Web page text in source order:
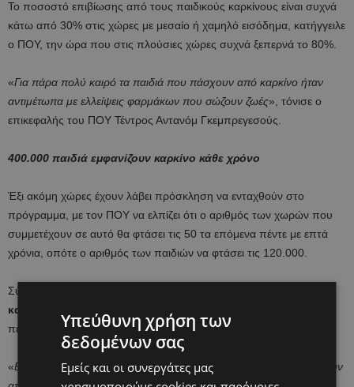
Το ποσοστό επιβίωσης από τους παιδικούς καρκίνους είναι συχνά
κάτω από 30% στις χώρες με μεσαίο ή χαμηλό εισόδημα, κατήγγειλε
ο ΠΟΥ, την ώρα που στις πλούσιες χώρες συχνά ξεπερνά το 80%.
«Για πάρα πολύ καιρό τα παιδιά που πάσχουν από καρκίνο ήταν
αντιμέτωπα με ελλείψεις φαρμάκων που σώζουν ζωές», τόνισε ο
επικεφαλής του ΠΟΥ Τέντρος Αντανόμ Γκεμπρεγεσούς.
400.000 παιδιά εμφανίζουν καρκίνο κάθε χρόνο
Έξι ακόμη χώρες έχουν λάβει πρόσκληση να ενταχθούν στο
πρόγραμμα, με τον ΠΟΥ να ελπίζει ότι ο αριθμός των χωρών που
συμμετέχουν σε αυτό θα φτάσει τις 50 τα επόμενα πέντε με επτά
χρόνια, οπότε ο αριθμός των παιδιών να φτάσει τις 120.000.
Σύμφωνα με τον ΠΟΥ,
καρκίνο κάθε χρόνο
περιορισμένη πρόσβαση σε ιατρική φροντίδα.
«Εκτιμάται ότι το 70% των παιδιών σε αυτό το περιβάλλον πεθαίνουν
Υπεύθυνη χρήση των
δεδομένων σας
Εμείς και οι συνεργάτες μας